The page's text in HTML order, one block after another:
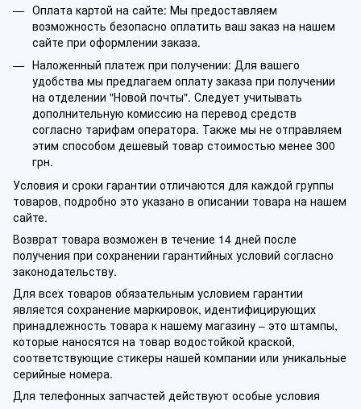
Оплата картой на сайте: Мы предоставляем
возможность безопасно оплатить ваш заказ на нашем
сайте при оформлении заказа.
Наложенный платеж при получении: Для вашего
удобства мы предлагаем оплату заказа при получении
на отделении "Новой почты". Следует учитывать
дополнительную комиссию на перевод средств
согласно тарифам оператора. Также мы не отправляем
этим способом дешевый товар стоимостью менее 300
грн.
Условия и сроки гарантии отличаются для каждой группы
товаров, подробно это указано в описании товара на нашем
сайте.
Возврат товара возможен в течение 14 дней после
получения при сохранении гарантийных условий согласно
законодательству.
Для всех товаров обязательным условием гарантии
является сохранение маркировок, идентифицирующих
принадлежность товара к нашему магазину – это штампы,
которые наносятся на товар водостойкой краской,
соответствующие стикеры нашей компании или уникальные
серийные номера.
Для телефонных запчастей действуют особые условия